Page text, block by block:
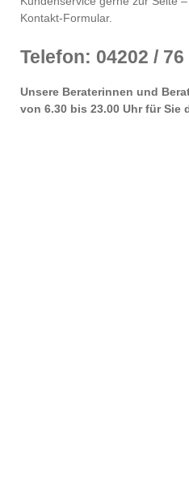
Kontakt-Formular.
Telefon: 04202 / 76
Unsere Beraterinnen und
von 6.30 bis 23.00 Uhr für Sie